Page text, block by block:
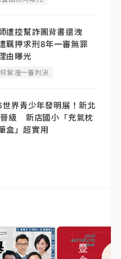
遭控幫詐團背書還洩
羈押求刑8年一審無罪
由曝光
紫瀅一審判決
界青少年發明展！新北
級 新店國小「充氣枕
盒」超實用